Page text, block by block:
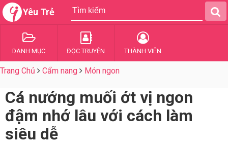
Yêu Trẻ
DANH MỤC ĐỌC TRUYỆN THÀNH VIÊN
Trang Chủ Cẩm nang Món ngon
Cá nướng muối ớt vị ngon
đậm nhớ lâu với cách làm
siêu dễ